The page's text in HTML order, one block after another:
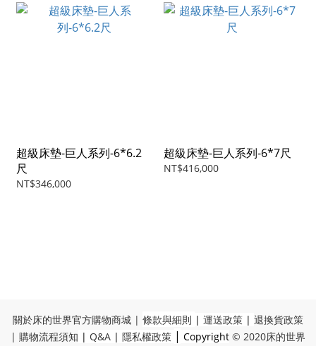
超級床墊-巨人系列-6*6.2
尺
NT$346,000
超級床墊-巨人系列-6*7尺
NT$416,000
關於床的世界官方購物商城 | 條款與細則 | 運送政策 | 退換貨政策
| 購物流程須知 | Q&A | 隱私權政策 | Copyright © 2020床的世界